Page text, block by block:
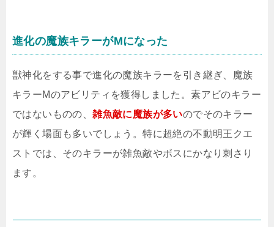
進化の魔族キラーがMになった
獣神化をする事で進化の魔族キラーを引き継ぎ、魔族
キラーMのアビリティを獲得しました。素アビのキラー
ではないものの、雑魚敵に魔族が多いのでそのキラー
が輝く場面も多いでしょう。特に超絶の不動明王クエ
ストでは、そのキラーが雑魚敵やボスにかなり刺さり
ます。